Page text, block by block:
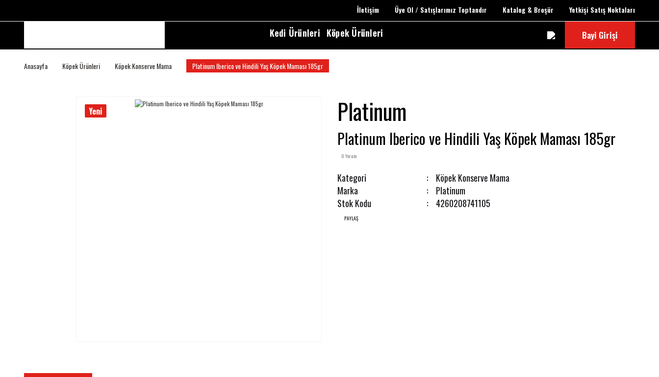
İletişim Üye Ol / Satışlarımız Toptandır Katalog & Broşür Yetkişi Satış Noktaları
Kedi Ürünleri Köpek Ürünleri Bayi Girişi
Anasayfa Köpek Ürünleri Köpek Konserve Mama Platinum Iberico ve Hindili Yaş Köpek Maması 185gr
Yeni Platinum
Platinum Iberico ve Hindili Yaş Köpek Maması 185gr
0 Yorum
Kategori
Köpek Konserve Mama
Marka
Platinum
Stok Kodu
4260208741105
PAYLAŞ